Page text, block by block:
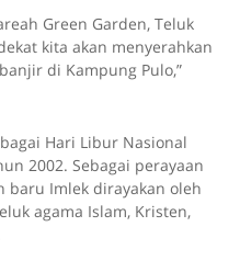
Green Garden, Teluk
kita akan menyerahkan
di Kampung Pulo,”
Hari Libur Nasional
2002. Sebagai perayaan
baru Imlek dirayakan oleh
agama Islam, Kristen,